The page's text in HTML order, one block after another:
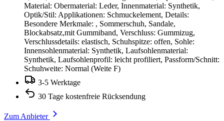
Material: Obermaterial: Leder, Innenmaterial: Synthetik,
Optik/Stil: Applikationen: Schmuckelement, Details:
Besondere Merkmale: , Sommerschuh, Sandale,
Blockabsatz,mit Gummiband, Verschluss: Gummizug,
Verschlussdetails: elastisch, Schuhspitze: offen, Sohle:
Innensohlenmaterial: Synthetik, Laufsohlenmaterial:
Synthetik, Laufsohlenprofil: leicht profiliert, Passform/Schnitt:
Schuhweite: Normal (Weite F)
3-5 Werktage
30 Tage kostenfreie Rücksendung
Zum Anbieter